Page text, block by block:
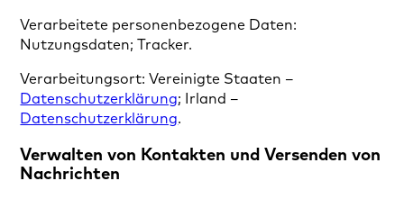
Verarbeitete personenbezogene Daten:
Nutzungsdaten; Tracker.
Verarbeitungsort: Vereinigte Staaten –
Datenschutzerklärung; Irland –
Datenschutzerklärung.
Verwalten von Kontakten und Versenden von
Nachrichten